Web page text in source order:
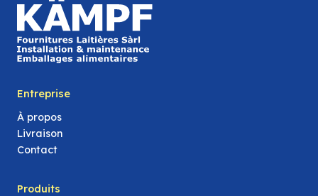
Entreprise
À propos
Livraison
Contact
Produits